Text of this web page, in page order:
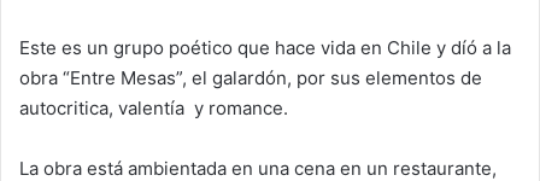
Este es un grupo poético que hace vida en Chile y díó a la
obra “Entre Mesas”, el galardón, por sus elementos de
autocritica, valentía y romance.
La obra está ambientada en una cena en un restaurante,